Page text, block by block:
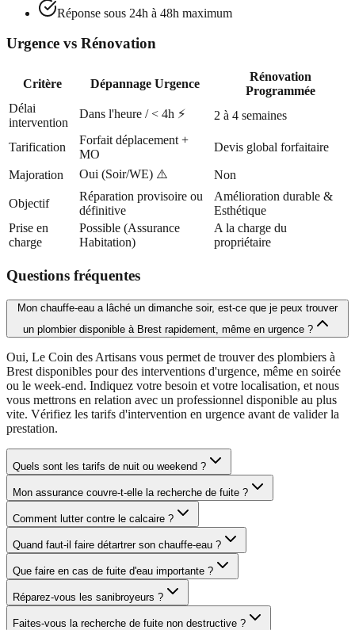
Réponse sous 24h à 48h maximum
Urgence vs Rénovation
Critère Dépannage Urgence
Rénovation
Programmée
Délai
intervention
Dans l'heure / < 4h ⚡ 2 à 4 semaines
Tarification
Forfait déplacement +
MO
Devis global forfaitaire
Majoration Oui (Soir/WE) ⚠️ Non
Objectif
Réparation provisoire ou
définitive
Amélioration durable &
Esthétique
Prise en
charge
Possible (Assurance
Habitation)
A la charge du
propriétaire
Questions fréquentes
Mon chauffe-eau a lâché un dimanche soir, est-ce que je peux trouver
un plombier disponible à Brest rapidement, même en urgence ?
Oui, Le Coin des Artisans vous permet de trouver des plombiers à
Brest disponibles pour des interventions d'urgence, même en soirée
ou le week-end. Indiquez votre besoin et votre localisation, et nous
vous mettrons en relation avec un professionnel disponible au plus
vite. Vérifiez les tarifs d'intervention en urgence avant de valider la
prestation.
Quels sont les tarifs de nuit ou weekend ?
Mon assurance couvre-t-elle la recherche de fuite ?
Comment lutter contre le calcaire ?
Quand faut-il faire détartrer son chauffe-eau ?
Que faire en cas de fuite d'eau importante ?
Réparez-vous les sanibroyeurs ?
Faites-vous la recherche de fuite non destructive ?